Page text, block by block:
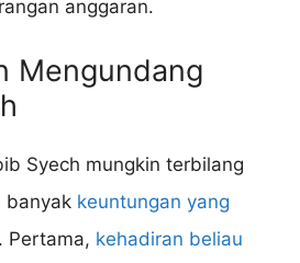
anggaran.
Mengundang
Syech mungkin terbilang
banyak keuntungan yang
Pertama, kehadiran beliau